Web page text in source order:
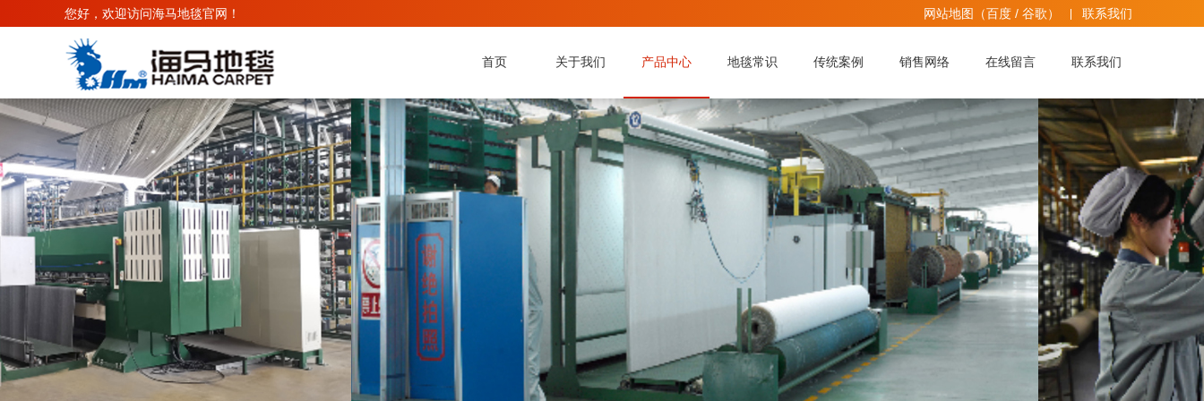
您好，欢迎访问海马地毯官网！ 网站地图 （百度 / 谷歌） 联系我们
首页 关于我们 产品中心 地毯常识 传统案例 销售网络 在线留言 联系我们